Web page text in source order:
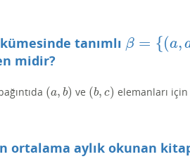
kümesinde tanımlı β = {(a,
β={(a ,a),(b,
midir?
(a, b)
(a,b ) ve (b, c)
(b,c) elemanları
ortalama aylık okunan kitap